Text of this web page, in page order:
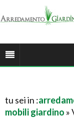
tu sei in :
mobili giardino »